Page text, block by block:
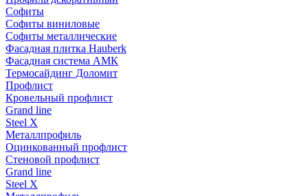
Софиты
Софиты виниловые
Софиты металлические
Фасадная плитка Hauberk
Фасадная система АМК
Термосайдинг Доломит
Профлист
Кровельный профлист
Grand line
Steel X
Металлпрофиль
Оцинкованный профлист
Стеновой профлист
Grand line
Steel X